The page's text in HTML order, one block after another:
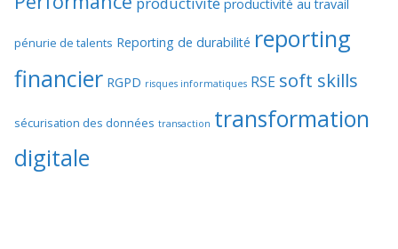
productivité au travail
pénurie de talents Reporting de durabilité reporting
financier RGPD risques informatiques RSE soft skills
sécurisation des données transaction transformation
digitale